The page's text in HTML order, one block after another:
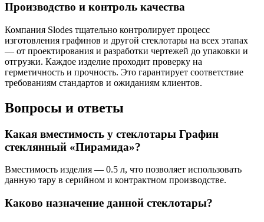
Производство и контроль качества
Компания Slodes тщательно контролирует процесс
изготовления графинов и другой стеклотары на всех этапах
— от проектирования и разработки чертежей до упаковки и
отгрузки. Каждое изделие проходит проверку на
герметичность и прочность. Это гарантирует соответствие
требованиям стандартов и ожиданиям клиентов.
Вопросы и ответы
Какая вместимость у стеклотары Графин
стеклянный «Пирамида»?
Вместимость изделия — 0.5 л, что позволяет использовать
данную тару в серийном и контрактном производстве.
Каково назначение данной стеклотары?